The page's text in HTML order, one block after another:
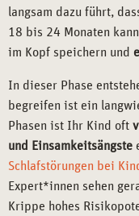
langsam dazu führt,
18 bis 24 Monaten
im Kopf speichern und
In dieser Phase
begreifen ist ein
Phasen ist Ihr Kind oft
und Einsamkeitsängste
Schlafstörungen bei
Expert*innen sehen
Krippe hohes